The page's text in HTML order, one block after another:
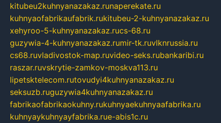
kitubeu2kuhnyanazakaz.runaperekate.ru
kuhnyaofabrikaufabrik.rukitubeu-2-kuhnyanazakaz.ru
xehyroo-5-kuhnyanazakaz.rucs-68.ru
guzywia-4-kuhnyanazakaz.rumir-tk.ruvlknrussia.ru
cs68.ruvladivostok-map.ruvideo-seks.rubankaribi.ru
raszar.ruvskrytie-zamkov-moskva113.ru
lipetsktelecom.rutovudyi4kuhnyanazakaz.ru
seksuzb.ruguzywia4kuhnyanazakaz.ru
fabrikaofabrikaokuhny.rukuhnyaekuhnyaafabrika.ru
kuhnyaykuhnyayfabrika.rue-abis1c.ru